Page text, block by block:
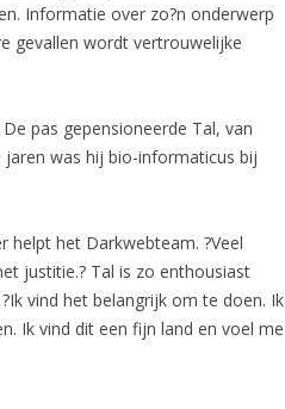
Informatie over zo?n onderwerp
gevallen wordt vertrouwelijke
pas gepensioneerde Tal, van
jaren was hij bio-informaticus bij
helpt het Darkwebteam. ?Veel
justitie.? Tal is zo enthousiast
vind het belangrijk om te doen. Ik
Ik vind dit een fijn land en voel me